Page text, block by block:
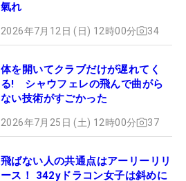
氣れ
2026年7月12日 (日) 12時00分 34
体を開いてクラブだけが遅れてく
る! シャウフェレの飛んで曲がら
ない技術がすごかった
2026年7月25日 (土) 12時00分 37
飛ばない人の共通点はアーリーリリ
ース！ 342yドラコン女子は斜めに